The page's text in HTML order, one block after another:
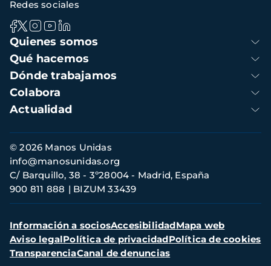
Navegación
principal
Quienes somos
Qué hacemos
Dónde trabajamos
Colabora
Actualidad
Redes sociales
Información
de
contacto
© 2026 Manos Unidas
C/ Barquillo, 38 - 3º28004 - Madrid, España
900 811 888
BIZUM 33439
info@manosunidas.org
Menú
secundario
Información a sociosAccesibilidadMapa web
Aviso legalPolítica de privacidadPolítica de cookies
TransparenciaCanal de denuncias